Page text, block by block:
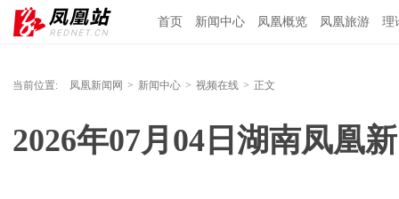
首页 新闻中心 凤凰概览 凤凰旅游 理
当前位置: 凤凰新闻网 > 新闻中心 > 视频在线 > 正文
2026年07月04日湖南凤凰